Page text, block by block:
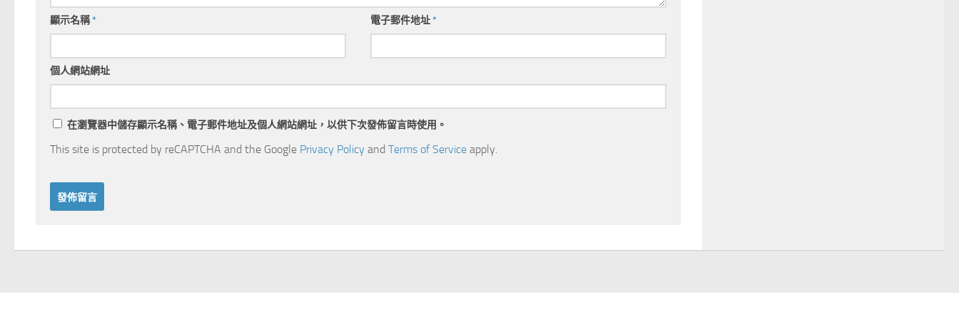
顯示名稱* 電子郵件地址*
個人網站網址
在瀏覽器中儲存顯示名稱、電子郵件地址及個人網站網址，以供下次發佈留言時使用。
This site is protected by reCAPTCHA and the Google Privacy Policy and Terms of Service apply.